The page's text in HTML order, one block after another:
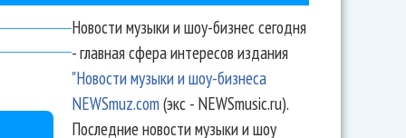
Новости музыки и шоу-бизнес сегодня
- главная сфера интересов издания
"Новости музыки и шоу-бизнеса
NEWSmuz.com(экс - NEWSmusic.ru).
Последние новости музыки и шоу